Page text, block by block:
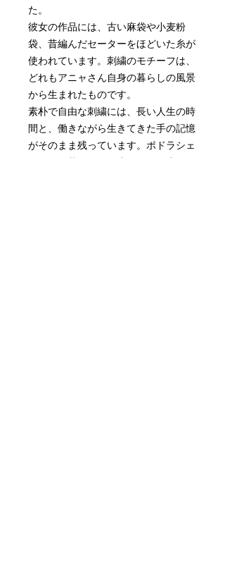
た。
彼女の作品には、古い麻袋や小麦粉
袋、昔編んだセーターをほどいた糸が
使われています。刺繍のモチーフは、
どれもアニャさん自身の暮らしの風景
から生まれたものです。
素朴で自由な刺繍には、長い人生の時
間と、働きながら生きてきた手の記憶
がそのまま残っています。ポドラシェ
の静かな暮らしから生まれた、小さな